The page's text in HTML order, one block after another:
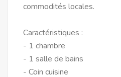
commodités locales.
Caractéristiques :
- 1 chambre
- 1 salle de bains
- Coin cuisine